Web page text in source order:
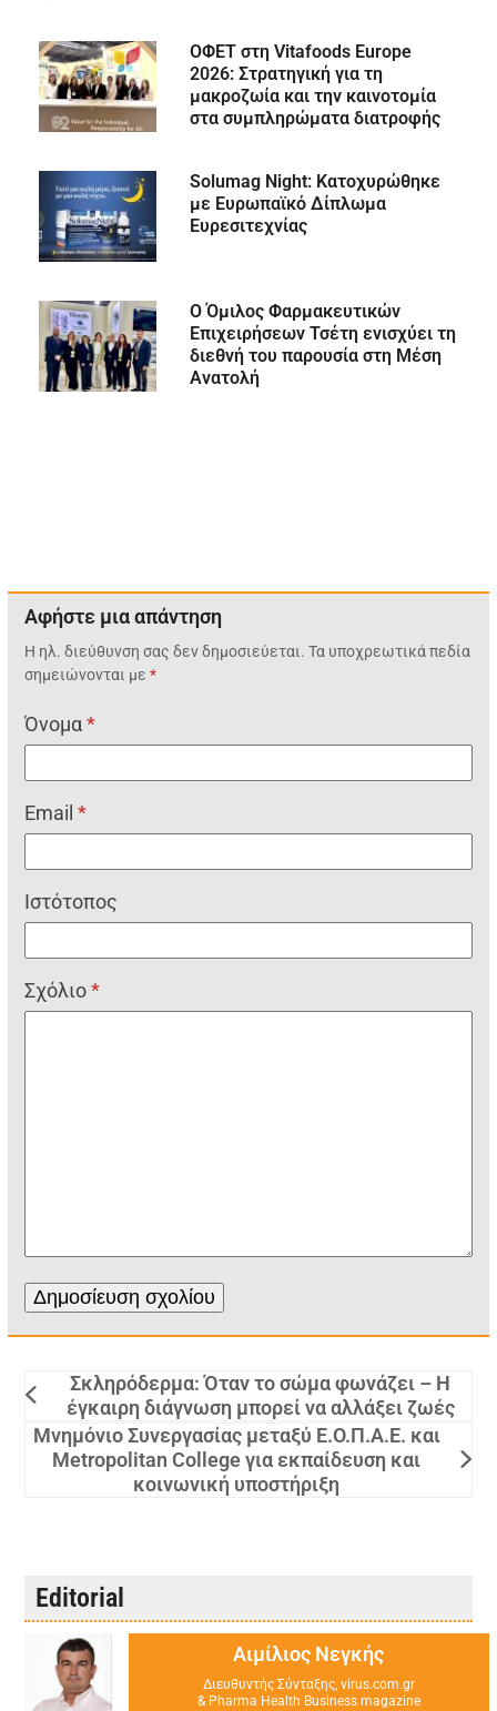
ΟΦΕΤ στη Vitafoods Europe
2026: Στρατηγική για τη
μακροζωία και την καινοτομία
στα συμπληρώματα διατροφής
Solumag Night: Κατοχυρώθηκε
με Ευρωπαϊκό Δίπλωμα
Ευρεσιτεχνίας
Ο Όμιλος Φαρμακευτικών
Επιχειρήσεων Τσέτη ενισχύει τη
διεθνή του παρουσία στη Μέση
Ανατολή
Αφήστε μια απάντηση
Η ηλ. διεύθυνση σας δεν δημοσιεύεται. Τα υποχρεωτικά πεδία
σημειώνονται με*
Όνομα*
Email*
Ιστότοπος
Σχόλιο*
Σκληρόδερμα: Όταν το σώμα φωνάζει – Η
έγκαιρη διάγνωση μπορεί να αλλάξει ζωές
Μνημόνιο Συνεργασίας μεταξύ Ε.Ο.Π.Α.Ε. και
Metropolitan College για εκπαίδευση και
κοινωνική υποστήριξη
Editorial
Αιμίλιος Νεγκής
Διευθυντής Σύνταξης, virus.com.gr
& Pharma Health Business magazine